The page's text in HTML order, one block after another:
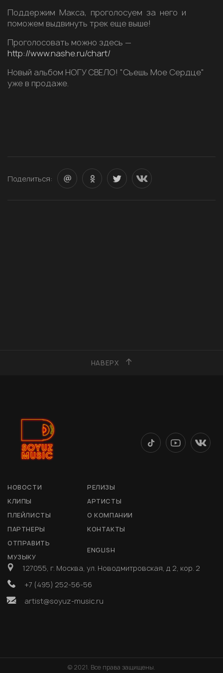
Поддержим Макса, проголосуем за него и
поможем выдвинуть трек еще выше!
Проголосовать можно здесь —
http://www.nashe.ru/chart/
Новый альбом НОГУ СВЕЛО! "Съешь Мое Сердце"
уже в продаже.
Поделиться:
НАВЕРХ
НОВОСТИ
РЕЛИЗЫ
КЛИПЫ
АРТИСТЫ
ПЛЕЙЛИСТЫ
О КОМПАНИИ
ПАРТНЕРЫ
КОНТАКТЫ
ОТПРАВИТЬ
МУЗЫКУ
ENGLISH
127055, г. Москва, ул. Новодмитровская, д 2, кор. 2
+7 (495) 252-56-56
artist@soyuz-music.ru
© 2021. Все права защищены.